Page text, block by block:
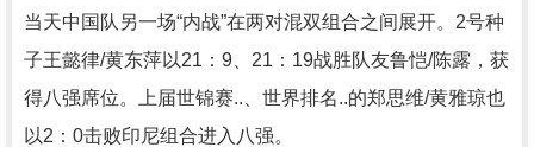
当天中国队另一场“内战”在两对混双组合之间展开。2号种
子王懿律/黄东萍以21：9、21：19战胜队友鲁恺/陈露，获
得八强席位。上届世锦赛..、世界排名..的郑思维/黄雅琼也
以2：0击败印尼组合进入八强。